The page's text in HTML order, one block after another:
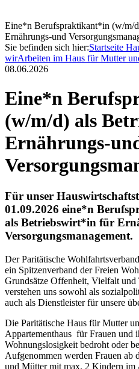
Eine*n Berufspraktikant*in (w/m/
Ernährungs-und
Sie befinden sich hier:Startseite
wirArbeiten im Haus für Mutter
08.06.2026
Eine*n
(w/m/d) als
Ernährungs-
Für unser
01.09.2026 eine*n
als Betriebswirt*in für
Versorgungsmanagement.
Der Paritätische
ein Spitzenverband der Freien
Grundsätze Offenheit, Vielfalt und
verstehen uns sowohl als
auch als Dienstleister für unsere
Die Paritätische Haus für Mutter
Appartementhaus für Frauen und
Wohnungslosigkeit bedroht oder
Aufgenommen werden Frauen ab
und Mütter mit max. 2 Kindern im